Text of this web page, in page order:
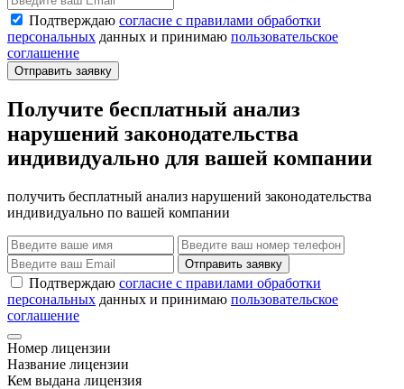
Подтверждаю согласие с правилами обработки
персональных данных и принимаю пользовательское
соглашение
Отправить заявку
Получите бесплатный анализ
нарушений законодательства
индивидуально для вашей компании
получить бесплатный анализ нарушений законодательства
индивидуально по вашей компании
Отправить заявку
Подтверждаю согласие с правилами обработки
персональных данных и принимаю пользовательское
соглашение
Номер лицензии
Название лицензии
Кем выдана лицензия